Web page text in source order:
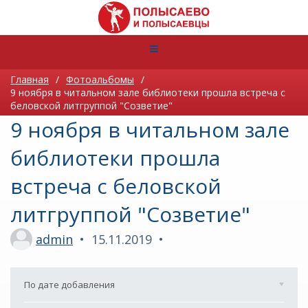
Главная / Фотоальбомы /
9 ноября в читальном зале библиотеки прошла встреча с
беловской литгруппой "Созветие"
9 ноября в читальном зале
библиотеки прошла
встреча с беловской
литгруппой "Созветие"
admin 15.11.2019
По дате добавления